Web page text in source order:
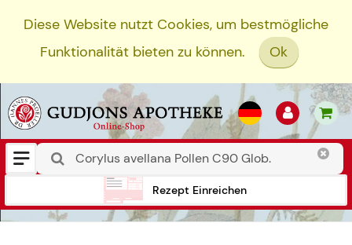
Diese Website nutzt Cookies, um bestmögliche
Funktionalität bieten zu können.
Ok
Rezept Einreichen